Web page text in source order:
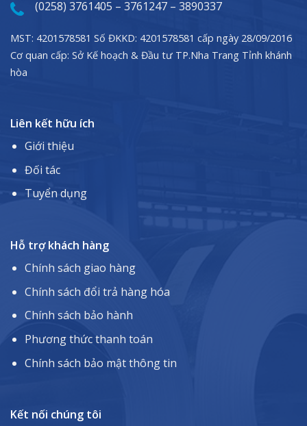
(0258) 3761405 – 3761247 – 3890337
MST: 4201578581 Số ĐKKD: 4201578581 cấp ngày 28/09/2016
Cơ quan cấp: Sở Kế hoạch & Đầu tư TP.Nha Trang Tỉnh khánh
hòa
Liên kết hữu ích
Giới thiệu
Đối tác
Tuyển dụng
Hỗ trợ khách hàng
Chính sách giao hàng
Chính sách đổi trả hàng hóa
Chính sách bảo hành
Phương thức thanh toán
Chính sách bảo mật thông tin
Kết nối chúng tôi